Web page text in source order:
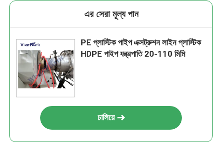
এর সেরা মূল্য পান
PE প্লাস্টিক পাইপ এক্সট্রুশন লাইন প্লাস্টিক
HDPE পাইপ যন্ত্রপাতি 20-110 মিমি
চালিয়ে